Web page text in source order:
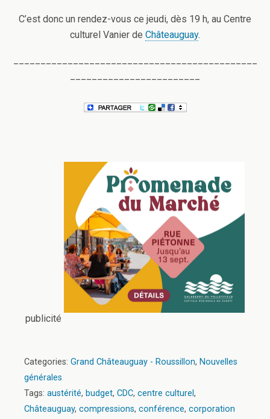
C’est donc un rendez-vous ce jeudi, dès 19 h, au Centre
culturel Vanier de Châteauguay.
publicité
Categories: Grand Châteauguay - Roussillon, Nouvelles
générales
Tags: austérité, budget, CDC, centre culturel ,
Châteauguay, compressions, conférence, corporation